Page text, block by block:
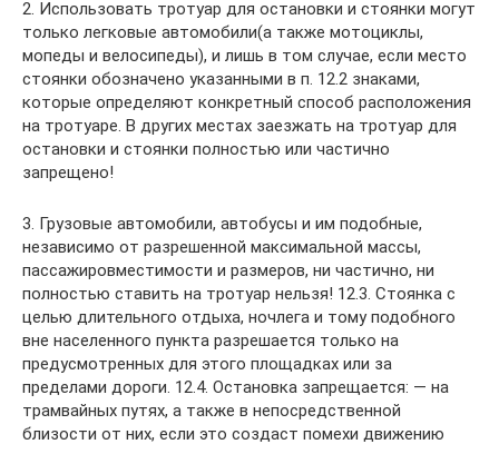
2. Использовать тротуар для остановки и стоянки могут
только легковые автомобили(а также мотоциклы,
мопеды и велосипеды), и лишь в том случае, если место
стоянки обозначено указанными в п. 12.2 знаками,
которые определяют конкретный способ расположения
на тротуаре. В других местах заезжать на тротуар для
остановки и стоянки полностью или частично
запрещено!
3. Грузовые автомобили, автобусы и им подобные,
независимо от разрешенной максимальной массы,
пассажировместимости и размеров, ни частично, ни
полностью ставить на тротуар нельзя! 12.3. Стоянка с
целью длительного отдыха, ночлега и тому подобного
вне населенного пункта разрешается только на
предусмотренных для этого площадках или за
пределами дороги. 12.4. Остановка запрещается: — на
трамвайных путях, а также в непосредственной
близости от них, если это создаст помехи движению